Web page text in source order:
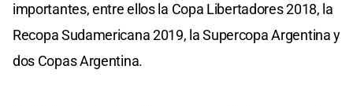
importantes, entre ellos la Copa Libertadores 2018, la
Recopa Sudamericana 2019, la Supercopa Argentina y
dos Copas Argentina.